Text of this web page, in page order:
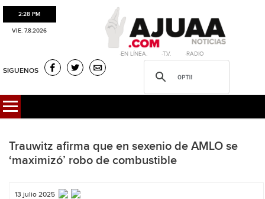
2:28 PM
VIE. 7.8.2026
·EN LÍNEA. ·T.V. ·RADIO
SIGUENOS
Trauwitz afirma que en sexenio de AMLO se
‘maximizó’ robo de combustible
13 julio 2025